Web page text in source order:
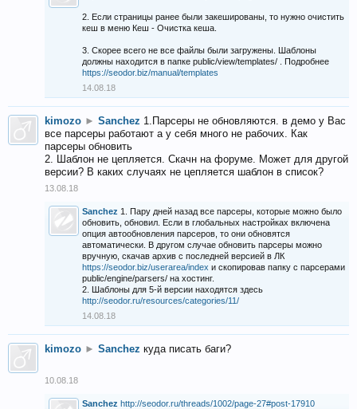
2. Если страницы ранее были закешированы, то нужно очистить
кеш в меню Кеш - Очистка кеша.
3. Скорее всего не все файлы были загружены. Шаблоны
должны находится в папке public/view/templates/ . Подробнее
https://seodor.biz/manual/templates
14.08.18
kimozo ► Sanchez 1.Парсеры не обновляются. в демо у Вас
все парсеры работают а у себя много не рабочих. Как
парсеры обновить
2. Шаблон не цепляется. Скачн на форуме. Может для другой
версии? В каких случаях не цепляется шаблон в список?
13.08.18
Sanchez 1. Пару дней назад все парсеры, которые можно было
обновить, обновил. Если в глобальных настройках включена
опция автообновления парсеров, то они обновятся
автоматически. В другом случае обновить парсеры можно
вручную, скачав архив с последней версией в ЛК
https://seodor.biz/userarea/index и скопировав папку с парсерами
public/engine/parsers/ на хостинг.
2. Шаблоны для 5-й версии находятся здесь
http://seodor.ru/resources/categories/11/
14.08.18
kimozo ► Sanchez куда писать баги?
10.08.18
Sanchez http://seodor.ru/threads/1002/page-27#post-17910